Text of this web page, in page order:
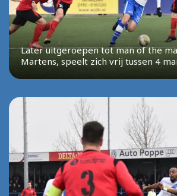
Later uitgeroepen tot man of the
Martens, speelt zich vrij tussen 4